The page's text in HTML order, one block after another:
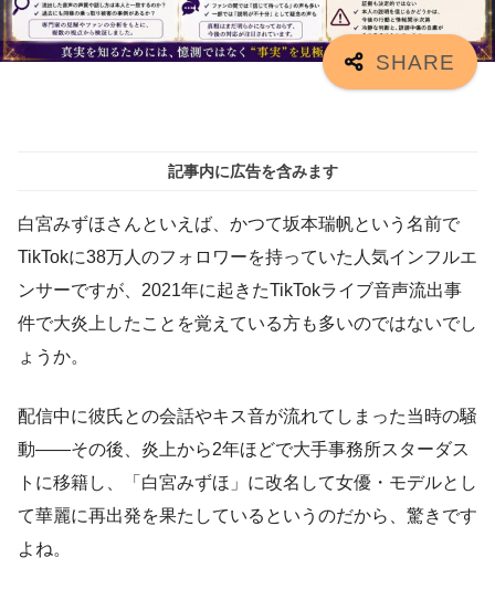
記事内に広告を含みます
白宮みずほさんといえば、かつて坂本瑞帆という名前で
TikTokに38万人のフォロワーを持っていた人気インフルエ
ンサーですが、2021年に起きたTikTokライブ音声流出事
件で大炎上したことを覚えている方も多いのではないでし
ょうか。
配信中に彼氏との会話やキス音が流れてしまった当時の騒
動——その後、炎上から2年ほどで大手事務所スターダス
トに移籍し、「白宮みずほ」に改名して女優・モデルとし
て華麗に再出発を果たしているというのだから、驚きです
よね。